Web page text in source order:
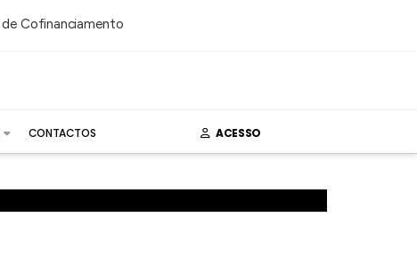
CONTACTOS ACESSO